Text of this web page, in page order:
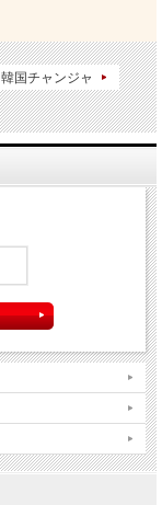
韓国チャンジャ